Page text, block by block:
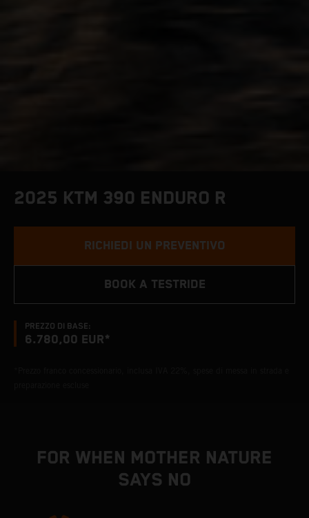
2025 KTM 390 ENDURO R
PREZZO DI BASE:
6.780,00 EUR*
RICHIEDI UN PREVENTIVO
BOOK A TESTRIDE
FOR WHEN MOTHER NATURE
SAYS NO